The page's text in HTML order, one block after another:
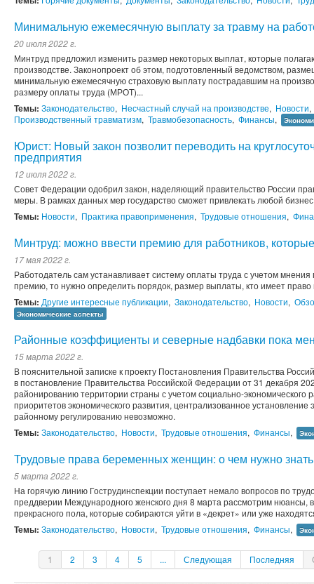
Минимальную ежемесячную выплату за травму на
20 июля 2022 г.
Минтруд предложил изменить размер некоторых выплат, которые
производстве. Законопроект об этом, подготовленный ведомством,
минимальную ежемесячную страховую выплату пострадавшим на
размеру оплаты труда (МРОТ)...
Темы: Законодательство, Несчастный случай на производстве, Новости,
Производственный травматизм, Травмобезопасность, Финансы,
Юрист: Новый закон позволит переводить на
предприятия
12 июля 2022 г.
Совет Федерации одобрил закон, наделяющий правительство России
меры. В рамках данных мер государство сможет привлекать любой
Темы: Новости, Практика правоприменения, Трудовые отношения,
Минтруд: можно ввести премию для работников,
17 мая 2022 г.
Работодатель сам устанавливает систему оплаты труда с учетом
премию, то нужно определить порядок, размер выплаты, кто имеет право
Темы: Другие интересные публикации, Законодательство, Новости,
Экономические аспекты
Районные коэффициенты и северные надбавки пока
15 марта 2022 г.
В пояснительной записке к проекту Постановления Правительства
в постановление Правительства Российской Федерации от 31 декабря
районированию территории страны с учетом социально-экономического
приоритетов экономического развития, централизованное
районному регулированию невозможно.
Темы: Законодательство, Новости, Трудовые отношения, Финансы,
Трудовые права беременных женщин: о чем нужно
5 марта 2022 г.
На горячую линию Гострудинспекции поступает немало вопросов по
преддверии Международного женского дня 8 марта рассмотрим нюансы,
прекрасного пола, которые собираются уйти в «декрет» или уже
Темы: Законодательство, Новости, Трудовые отношения, Финансы,
1 2 3 4 5 ... Следующая Последняя